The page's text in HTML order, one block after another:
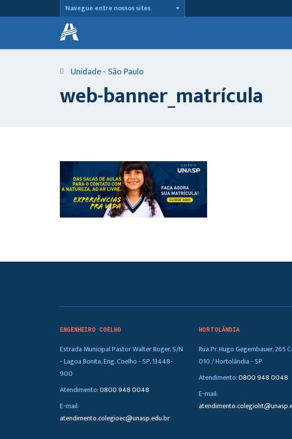
Navegue entre nossos sites
Unidade - São Paulo
web-banner_matrícula
ENGENHEIRO COELHO
Estrada Municipal Pastor Walter Boger, S/N
- Lagoa Bonita, Eng. Coelho - SP, 13448-
900
Atendimento:0800 948 0048
E-mail:
atendimento.colegioec@unasp.edu.br
HORTOLÂNDIA
Rua Pr. Hugo Gegembauer, 265
010 / Hortolândia - SP
Atendimento:0800 948 0048
E-mail: